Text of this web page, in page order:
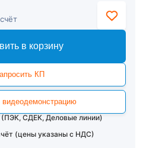
в корзину
КП
видеодемонстрацию
(ПЭК, СДЕК, Деловые линии)
(цены указаны с НДС)